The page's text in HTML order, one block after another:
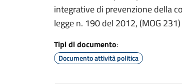
integrative di prevenzione della
legge n. 190 del 2012, (MOG 231)
Tipi di documento:
Documento attività politica